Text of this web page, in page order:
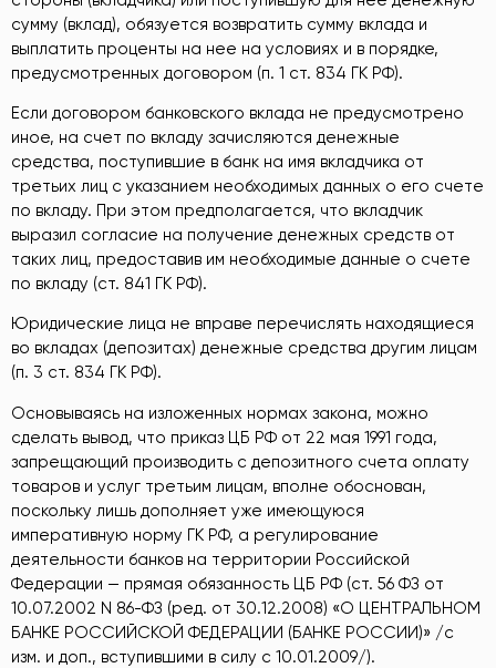
сумму (вклад), обязуется возвратить сумму вклада и
выплатить проценты на нее на условиях и в порядке,
предусмотренных договором (п. 1 ст. 834 ГК РФ).
Если договором банковского вклада не предусмотрено
иное, на счет по вкладу зачисляются денежные
средства, поступившие в банк на имя вкладчика от
третьих лиц с указанием необходимых данных о его счете
по вкладу. При этом предполагается, что вкладчик
выразил согласие на получение денежных средств от
таких лиц, предоставив им необходимые данные о счете
по вкладу (ст. 841 ГК РФ).
Юридические лица не вправе перечислять находящиеся
во вкладах (депозитах) денежные средства другим лицам
(п. 3 ст. 834 ГК РФ).
Основываясь на изложенных нормах закона, можно
сделать вывод, что приказ ЦБ РФ от 22 мая 1991 года,
запрещающий производить с депозитного счета оплату
товаров и услуг третьим лицам, вполне обоснован,
поскольку лишь дополняет уже имеющуюся
императивную норму ГК РФ, а регулирование
деятельности банков на территории Российской
Федерации — прямая обязанность ЦБ РФ (ст. 56 ФЗ от
10.07.2002 N 86-ФЗ (ред. от 30.12.2008) «О ЦЕНТРАЛЬНОМ
БАНКЕ РОССИЙСКОЙ ФЕДЕРАЦИИ (БАНКЕ РОССИИ)» /с
изм. и доп., вступившими в силу с 10.01.2009/).